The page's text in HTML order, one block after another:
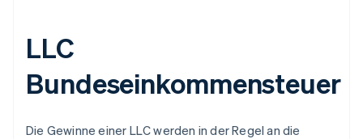
LLC
Bundeseinkommensteuer
Die Gewinne einer LLC werden in der Regel an die